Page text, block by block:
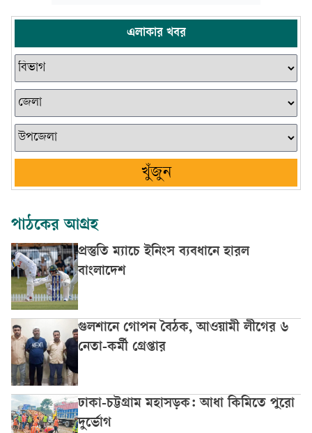
এলাকার খবর
খুঁজুন
পাঠকের আগ্রহ
প্রস্তুতি ম্যাচে ইনিংস ব্যবধানে হারল
বাংলাদেশ
গুলশানে গোপন বৈঠক, আওয়ামী লীগের ৬
নেতা-কর্মী গ্রেপ্তার
ঢাকা-চট্টগ্রাম মহাসড়ক: আধা কিমিতে পুরো
দুর্ভোগ